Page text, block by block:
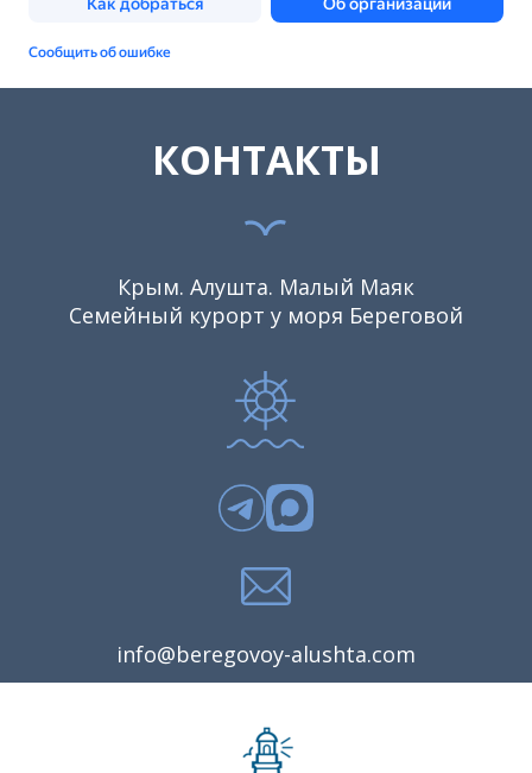
КОНТАКТЫ
Крым. Алушта. Малый Маяк
Семейный курорт у моря Береговой
info@beregovoy-alushta.com